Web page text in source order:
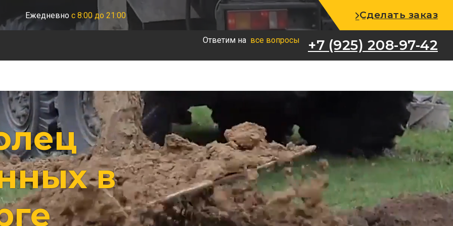
+7 (925) 208-97-42
Ежедневно с 8:00 до 21:00 Сделать заказ
Ответим на все вопросы +7 (925) 208-97-42
в